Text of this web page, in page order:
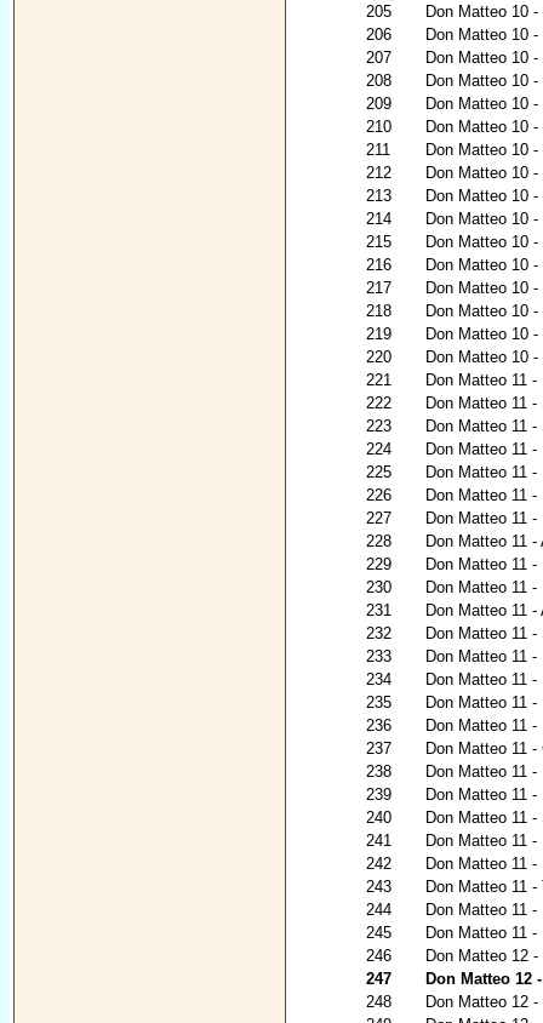
205
Don Matteo 10
206
Don Matteo 10
207
Don Matteo 10
208
Don Matteo 10
209
Don Matteo 10
210
Don Matteo 10
211
Don Matteo 10
212
Don Matteo 10
213
Don Matteo 10 -
214
Don Matteo 10 -
215
Don Matteo 10
216
Don Matteo 10
217
Don Matteo 10
218
Don Matteo 10
219
Don Matteo 10 -
220
Don Matteo 10
221
Don Matteo 11 -
222
Don Matteo 11
223
Don Matteo 11
224
Don Matteo 11
225
Don Matteo 11
226
Don Matteo 11
227
Don Matteo 11
228
Don Matteo 11
229
Don Matteo 11
230
Don Matteo 11
231
Don Matteo 11
232
Don Matteo 11
233
Don Matteo 11 -
234
Don Matteo 11
235
Don Matteo 11
236
Don Matteo 11 -
237
Don Matteo 11
238
Don Matteo 11
239
Don Matteo 11
240
Don Matteo 11 -
241
Don Matteo 11 -
242
Don Matteo 11
243
Don Matteo 11
244
Don Matteo 11
245
Don Matteo 11
246
Don Matteo 12
247
Don Matteo
248
Don Matteo 12